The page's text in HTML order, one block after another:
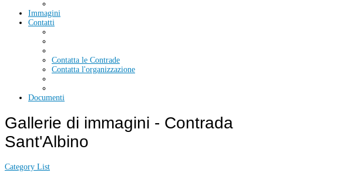
Immagini
Contatti
Contatta le Contrade
Contatta l'organizzazione
Documenti
Gallerie di immagini - Contrada
Sant'Albino
Category List